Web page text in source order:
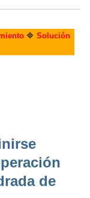
🔷 Solución
de